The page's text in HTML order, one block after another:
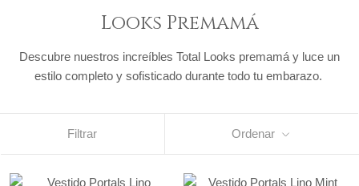
Looks Premamá
Descubre nuestros increíbles Total Looks premamá y luce un
estilo completo y sofisticado durante todo tu embarazo.
Filtrar Ordenar